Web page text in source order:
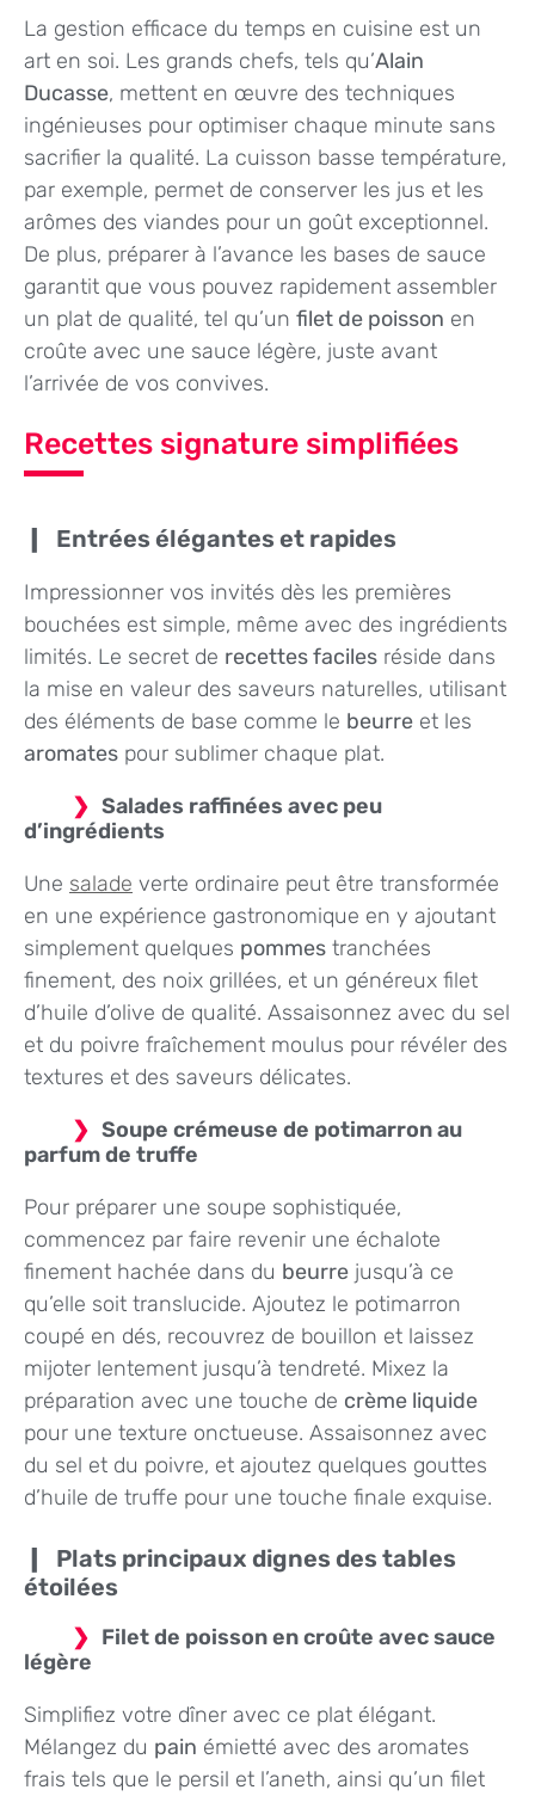
La gestion efficace du temps en cuisine est un
art en soi. Les grands chefs, tels qu’Alain
Ducasse, mettent en œuvre des techniques
ingénieuses pour optimiser chaque minute sans
sacrifier la qualité. La cuisson basse température,
par exemple, permet de conserver les jus et les
arômes des viandes pour un goût exceptionnel.
De plus, préparer à l’avance les bases de sauce
garantit que vous pouvez rapidement assembler
un plat de qualité, tel qu’un filet de poisson en
croûte avec une sauce légère, juste avant
l’arrivée de vos convives.
Recettes signature simplifiées
Entrées élégantes et rapides
Impressionner vos invités dès les premières
bouchées est simple, même avec des ingrédients
limités. Le secret de recettes faciles réside dans
la mise en valeur des saveurs naturelles, utilisant
des éléments de base comme le beurre et les
aromates pour sublimer chaque plat.
Salades raffinées avec peu
d’ingrédients
Une salade verte ordinaire peut être transformée
en une expérience gastronomique en y ajoutant
simplement quelques pommes tranchées
finement, des noix grillées, et un généreux filet
d’huile d’olive de qualité. Assaisonnez avec du sel
et du poivre fraîchement moulus pour révéler des
textures et des saveurs délicates.
Soupe crémeuse de potimarron au
parfum de truffe
Pour préparer une soupe sophistiquée,
commencez par faire revenir une échalote
finement hachée dans du beurre jusqu’à ce
qu’elle soit translucide. Ajoutez le potimarron
coupé en dés, recouvrez de bouillon et laissez
mijoter lentement jusqu’à tendreté. Mixez la
préparation avec une touche de crème liquide
pour une texture onctueuse. Assaisonnez avec
du sel et du poivre, et ajoutez quelques gouttes
d’huile de truffe pour une touche finale exquise.
Plats principaux dignes des tables
étoilées
Filet de poisson en croûte avec sauce
légère
Simplifiez votre dîner avec ce plat élégant.
Mélangez du pain émietté avec des aromates
frais tels que le persil et l’aneth, ainsi qu’un filet